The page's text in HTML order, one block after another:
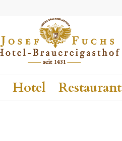
Hotel Restaurant